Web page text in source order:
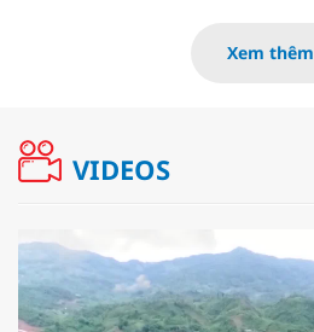
Xem thêm
VIDEOS